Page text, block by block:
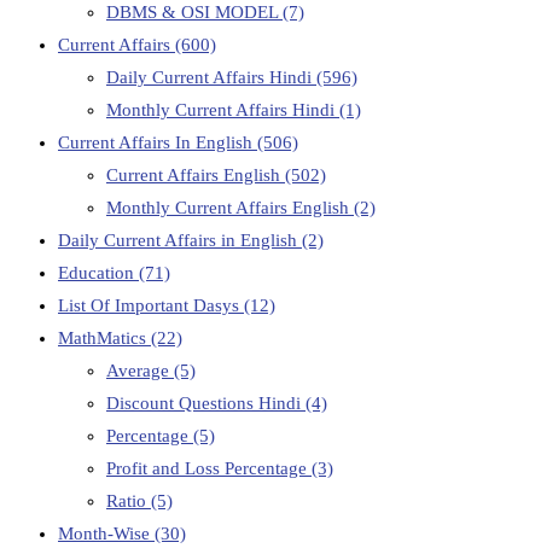
DBMS & OSI MODEL(7)
Current Affairs (600)
Daily Current Affairs Hindi (596)
Monthly Current Affairs Hindi (1)
Current Affairs In English (506)
Current Affairs English (502)
Monthly Current Affairs English (2)
Daily Current Affairs in English (2)
Education (71)
List Of Important Dasys (12)
MathMatics (22)
Average (5)
Discount Questions Hindi (4)
Percentage (5)
Profit and Loss Percentage (3)
Ratio (5)
Month-Wise (30)